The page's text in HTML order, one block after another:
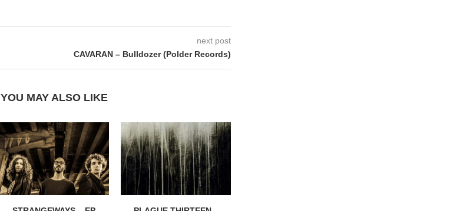
next post
CAVARAN – Bulldozer (Polder Records)
YOU MAY ALSO LIKE